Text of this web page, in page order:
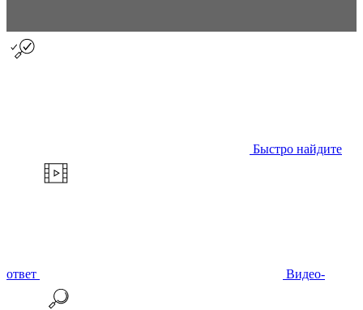
Быстро найдите
ответ Видео-